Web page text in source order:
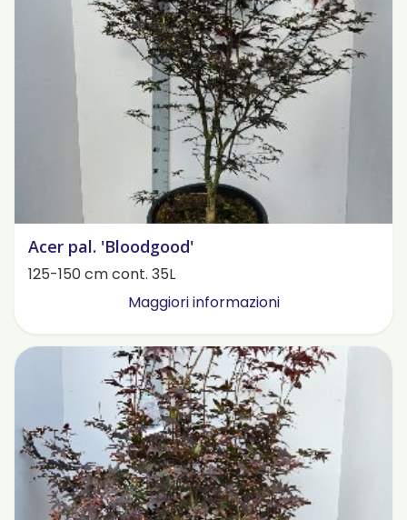
Acer pal. 'Bloodgood'
125-150 cm cont. 35L
Maggiori informazioni